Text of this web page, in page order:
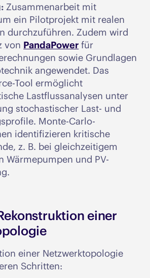
Zusammenarbeit mit
ein Pilotprojekt mit realen
durchzuführen. Zudem wird
von PandaPower für
sowie Grundlagen
angewendet. Das
Tool ermöglicht
Lastflussanalysen unter
stochastischer Last- und
Monte-Carlo-
identifizieren kritische
z. B. bei gleichzeitigem
Wärmepumpen und PV-
einer
einer Netzwerktopologie
Schritten: